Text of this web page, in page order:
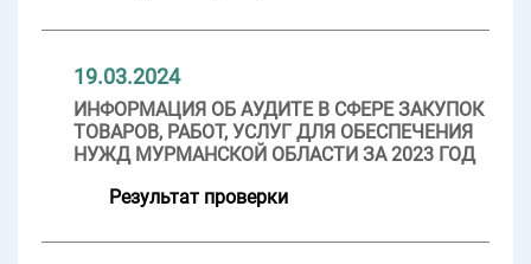
19.03.2024
ИНФОРМАЦИЯ ОБ АУДИТЕ В СФЕРЕ ЗАКУПОК
ТОВАРОВ, РАБОТ, УСЛУГ ДЛЯ ОБЕСПЕЧЕНИЯ
НУЖД МУРМАНСКОЙ ОБЛАСТИ ЗА 2023 ГОД
Результат проверки